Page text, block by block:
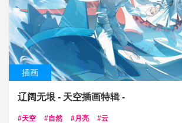
插画
辽阔无垠 - 天空插画特辑 -
天空 自然 月亮 云